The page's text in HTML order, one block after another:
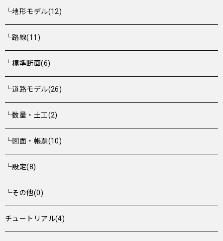
└地形モデル(12)
└路線(11)
└標準断面(6)
└道路モデル(26)
└数量・土工(2)
└図面・帳票(10)
└設定(8)
└その他(0)
チュートリアル(4)